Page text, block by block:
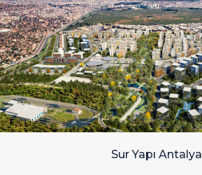
Sur Yapı Antalya